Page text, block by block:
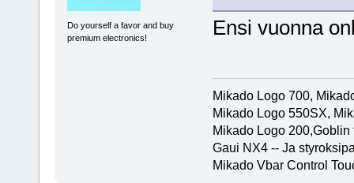
Do yourself a favor and buy
premium electronics!
Ensi vuonna
Mikado Logo 700,
Mikado Logo 550SX,
Mikado Logo 200,Goblin
Gaui NX4 -- Ja
Mikado Vbar Control